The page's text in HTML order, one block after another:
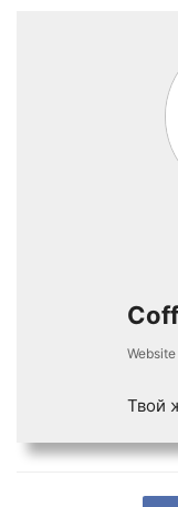
Website
Твой